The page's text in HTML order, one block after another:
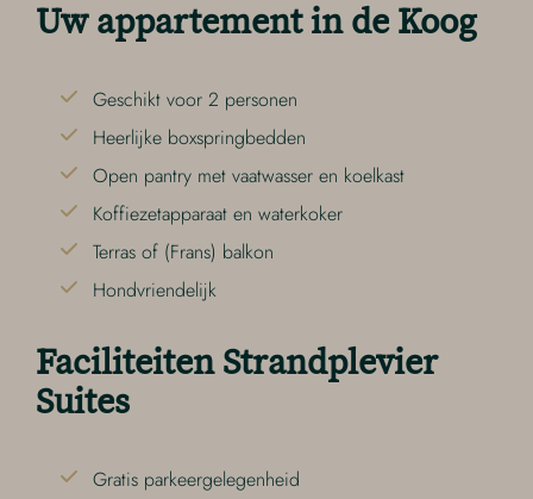
Uw appartement in de Koog
Geschikt voor 2 personen
Heerlijke boxspringbedden
Open pantry met vaatwasser en koelkast
Koffiezetapparaat en waterkoker
Terras of (Frans) balkon
Hondvriendelijk
Faciliteiten Strandplevier
Suites
Gratis parkeergelegenheid